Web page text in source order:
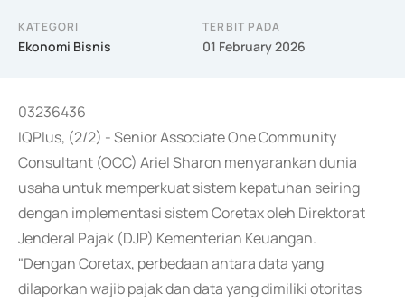
KATEGORI
Ekonomi Bisnis
TERBIT PADA
01 February 2026
03236436
IQPlus, (2/2) - Senior Associate One Community
Consultant (OCC) Ariel Sharon menyarankan dunia
usaha untuk memperkuat sistem kepatuhan seiring
dengan implementasi sistem Coretax oleh Direktorat
Jenderal Pajak (DJP) Kementerian Keuangan.
"Dengan Coretax, perbedaan antara data yang
dilaporkan wajib pajak dan data yang dimiliki otoritas